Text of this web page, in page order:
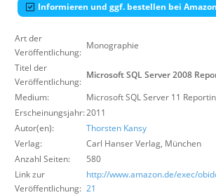
Über uns
Informieren und ggf. bestellen bei
Art der
Veröffentlichung:
Monographie
Titel der
Veröffentlichung:
Microsoft SQL Server 2008
Medium:
Microsoft SQL Server 11
Erscheinungsjahr:2011
Autor(en):
Thorsten Kansy
Verlag:
Carl Hanser Verlag, München
Anzahl Seiten:
580
Link zur
Veröffentlichung:
http://www.amazon.de/exec/
21